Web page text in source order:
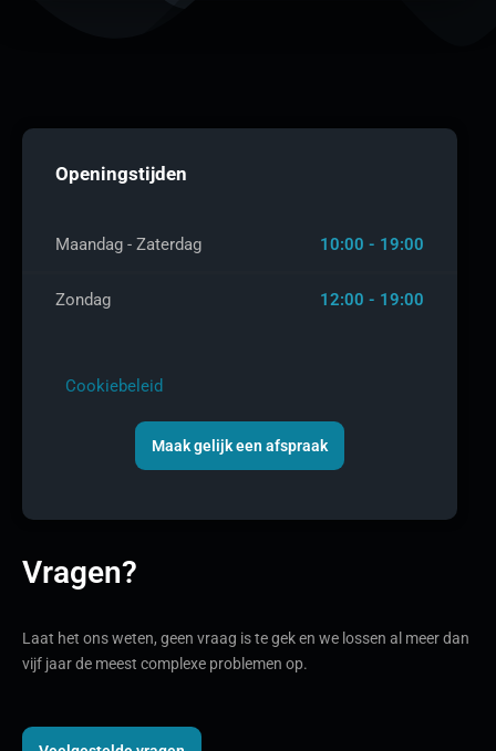
Openingstijden
Maandag - Zaterdag 10:00 - 19:00
Zondag 12:00 - 19:00
Cookiebeleid
Maak gelijk een afspraak
Vragen?
Laat het ons weten, geen vraag is te gek en we lossen al meer dan
vijf jaar de meest complexe problemen op.